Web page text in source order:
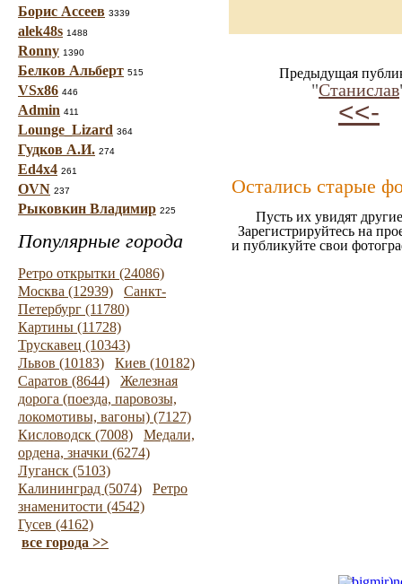
Борис Ассеев 3339
alek48s 1488
Ronny 1390
Белков Альберт 515
VSx86 446
Admin 411
Lounge_Lizard 364
Гудков А.И. 274
Ed4x4 261
OVN 237
Рыковкин Владимир 225
Популярные города
Ретро открытки (24086)
Москва (12939)
Санкт-
Петербург (11780)
Картины (11728)
Трускавец (10343)
Львов (10183)
Киев (10182)
Саратов (8644)
Железная
дорога (поезда, паровозы,
локомотивы, вагоны) (7127)
Кисловодск (7008)
Медали,
ордена, значки (6274)
Луганск (5103)
Калининград (5074)
Ретро
знаменитости (4542)
Гусев (4162)
все города >>
Предыдущая
"Станислав
<<-
Остались старые
Пусть их увидят
Зарегистрируйтесь на
и публикуйте свои